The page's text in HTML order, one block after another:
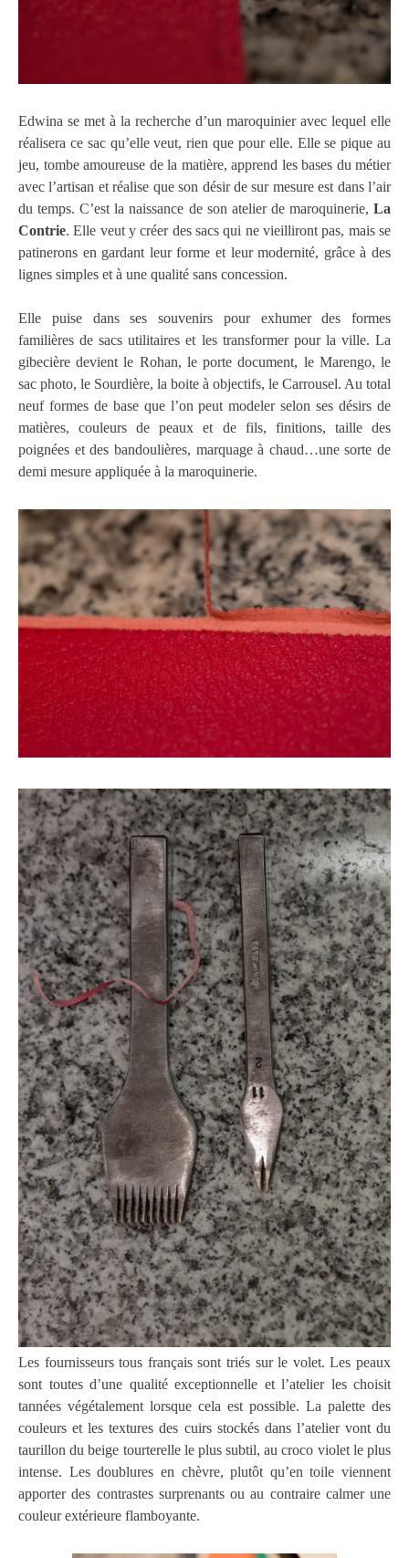
Edwina se met à la recherche d’un maroquinier avec lequel elle
réalisera ce sac qu’elle veut, rien que pour elle. Elle se pique au
jeu, tombe amoureuse de la matière, apprend les bases du métier
avec l’artisan et réalise que son désir de sur mesure est dans l’air
du temps. C’est la naissance de son atelier de maroquinerie, La
Contrie. Elle veut y créer des sacs qui ne vieilliront pas, mais se
patinerons en gardant leur forme et leur modernité, grâce à des
lignes simples et à une qualité sans concession.
Elle puise dans ses souvenirs pour exhumer des formes
familières de sacs utilitaires et les transformer pour la ville. La
gibecière devient le Rohan, le porte document, le Marengo, le
sac photo, le Sourdière, la boite à objectifs, le Carrousel. Au total
neuf formes de base que l’on peut modeler selon ses désirs de
matières, couleurs de peaux et de fils, finitions, taille des
poignées et des bandoulières, marquage à chaud…une sorte de
demi mesure appliquée à la maroquinerie.
Les fournisseurs tous français sont triés sur le volet. Les peaux
sont toutes d’une qualité exceptionnelle et l’atelier les choisit
tannées végétalement lorsque cela est possible. La palette des
couleurs et les textures des cuirs stockés dans l’atelier vont du
taurillon du beige tourterelle le plus subtil, au croco violet le plus
intense. Les doublures en chèvre, plutôt qu’en toile viennent
apporter des contrastes surprenants ou au contraire calmer une
couleur extérieure flamboyante.